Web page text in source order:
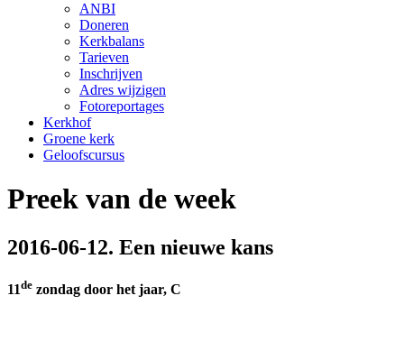
ANBI
Doneren
Kerkbalans
Tarieven
Inschrijven
Adres wijzigen
Fotoreportages
Kerkhof
Groene kerk
Geloofscursus
Preek van de week
2016-06-12. Een nieuwe kans
11de zondag door het jaar, C